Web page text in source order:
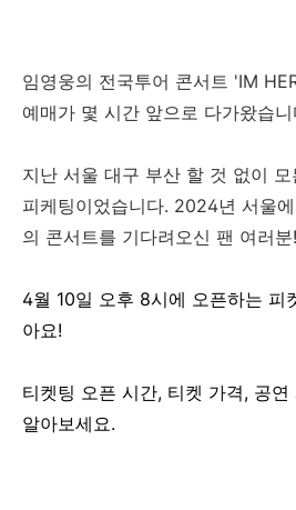
임영웅의 전국투어 콘서트 'IM
예매가 몇 시간 앞으로 다가왔습니
지난 서울 대구 부산 할 것 없이
피케팅이었습니다. 2024년 서울
의 콘서트를 기다려오신 팬 여러분!
4월 10일 오후 8시에 오픈하는 피
아요!
티켓팅 오픈 시간, 티켓 가격, 공
알아보세요.